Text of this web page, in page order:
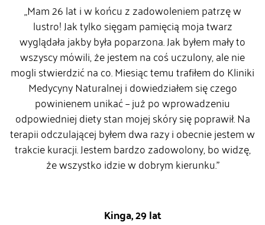
„Mam 26 lat i w końcu z zadowoleniem patrzę w
lustro! Jak tylko sięgam pamięcią moja twarz
wyglądała jakby była poparzona. Jak byłem mały to
wszyscy mówili, że jestem na coś uczulony, ale nie
mogli stwierdzić na co. Miesiąc temu trafiłem do Kliniki
Medycyny Naturalnej i dowiedziałem się czego
powinienem unikać – już po wprowadzeniu
odpowiedniej diety stan mojej skóry się poprawił. Na
terapii odczulającej byłem dwa razy i obecnie jestem w
trakcie kuracji. Jestem bardzo zadowolony, bo widzę,
że wszystko idzie w dobrym kierunku.”
Kinga, 29 lat